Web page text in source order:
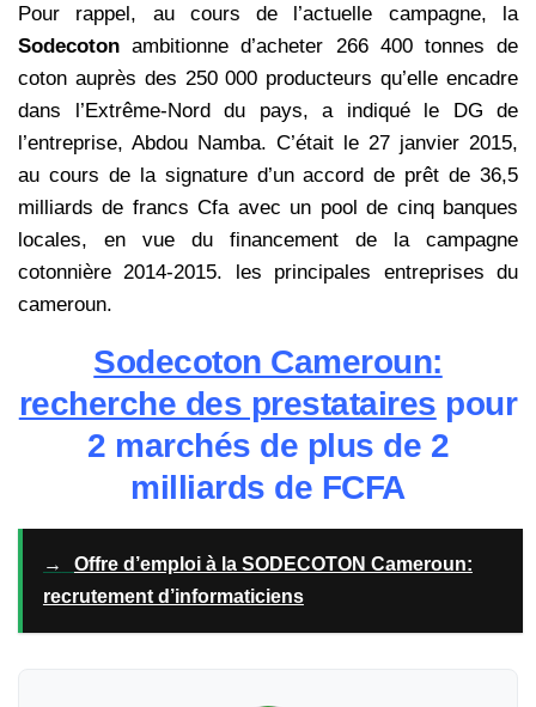
Pour rappel, au cours de l’actuelle campagne, la
Sodecoton ambitionne d’acheter 266 400 tonnes de
coton auprès des 250 000 producteurs qu’elle encadre
dans l’Extrême-Nord du pays, a indiqué le DG de
l’entreprise, Abdou Namba. C’était le 27 janvier 2015,
au cours de la signature d’un accord de prêt de 36,5
milliards de francs Cfa avec un pool de cinq banques
locales, en vue du financement de la campagne
cotonnière 2014-2015. les principales entreprises du
cameroun.
Sodecoton Cameroun:
recherche des prestataires pour
2 marchés de plus de 2
milliards de FCFA
→
Offre d’emploi à la SODECOTON Cameroun:
recrutement d’informaticiens